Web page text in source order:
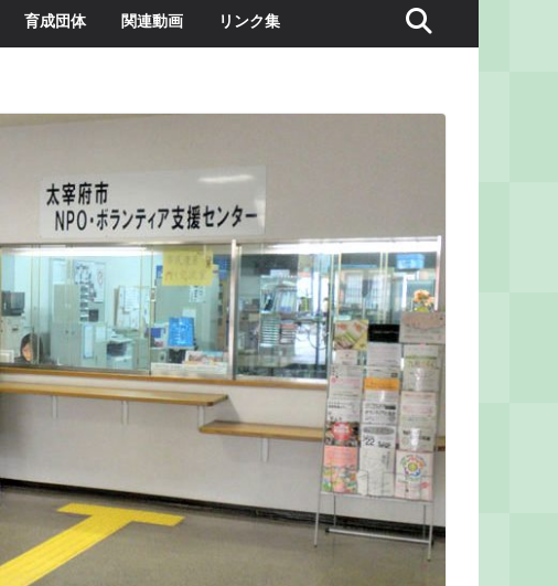
育成団体 関連動画 リンク集